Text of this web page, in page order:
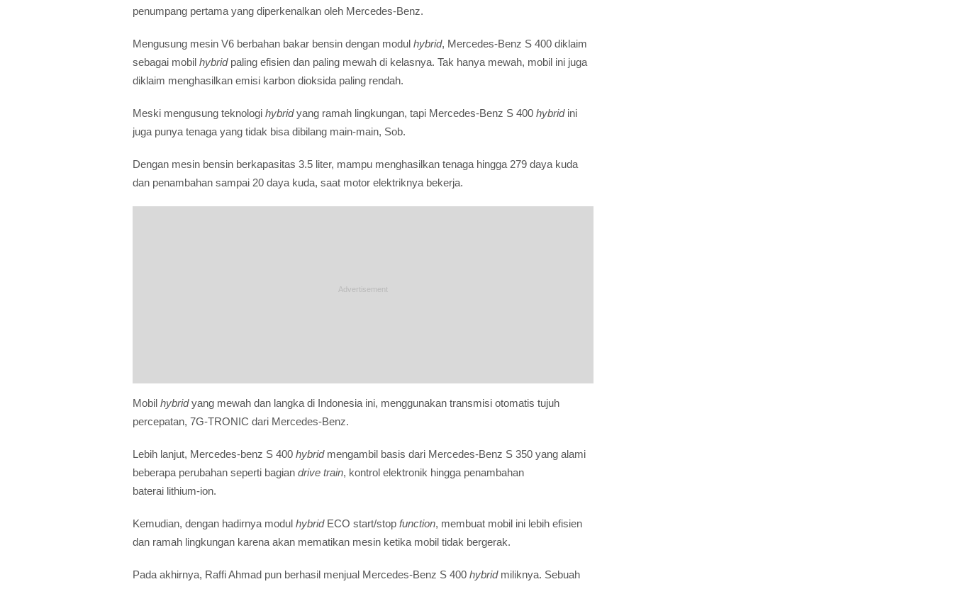
penumpang pertama yang diperkenalkan oleh Mercedes-Benz.
Mengusung mesin V6 berbahan bakar bensin dengan modul hybrid, Mercedes-Benz S 400 diklaim
sebagai mobil hybrid paling efisien dan paling mewah di kelasnya. Tak hanya mewah, mobil ini juga
diklaim menghasilkan emisi karbon dioksida paling rendah.
Meski mengusung teknologi hybridyang ramah lingkungan, tapi Mercedes-Benz S 400 hybridini
juga punya tenaga yang tidak bisa dibilang main-main, Sob.
Dengan mesin bensin berkapasitas 3.5 liter, mampu menghasilkan tenaga hingga 279 daya kuda
dan penambahan sampai 20 daya kuda, saat motor elektriknya bekerja.
Mobil hybridyang mewah dan langka di Indonesia ini, menggunakan transmisi otomatis tujuh
percepatan, 7G-TRONIC dari Mercedes-Benz.
Lebih lanjut, Mercedes-benz S 400 hybridmengambil basis dari Mercedes-Benz S 350 yang alami
beberapa perubahan seperti bagian drive train, kontrol elektronik hingga penambahan
baterai lithium-ion.
Kemudian, dengan hadirnya modul hybrid ECO start/stop function, membuat mobil ini lebih efisien
dan ramah lingkungan karena akan mematikan mesin ketika mobil tidak bergerak.
Pada akhirnya, Raffi Ahmad pun berhasil menjual Mercedes-Benz S 400 hybrid miliknya. Sebuah